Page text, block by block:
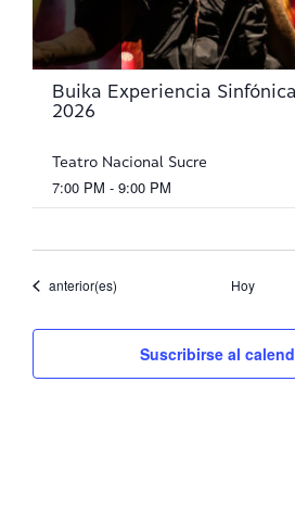
Buika Experiencia
2026
Teatro Nacional Sucre
7:00 PM - 9:00 PM
Eventos
anterior(es) Hoy
Suscribirse al